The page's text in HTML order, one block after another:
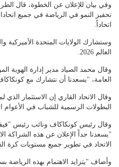
وفي بيان للإعلان عن الخطوة، قال
اتحاداً.
وستشارك الولايات المتحدة
العالم 2026.
وقال محمد الصياد مدير إدارة الهوية
العامة، "يسعدنا أن نتشارك مع
وقال الاتحاد القاري إن الاستثمار
البطولات الرسمية للشباب في الأعوام
وقال رئيس كونكاكاف ونائب رئيس
"يسعدنا جداً الإعلان عن هذه الشراكة
الاتحاد في تطوير جميع مستويات كرة
وأضاف "يتزايد الاهتمام بهذه